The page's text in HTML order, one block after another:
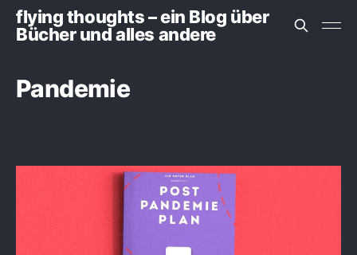
flying thoughts – ein Blog über
Bücher und alles andere
Pandemie